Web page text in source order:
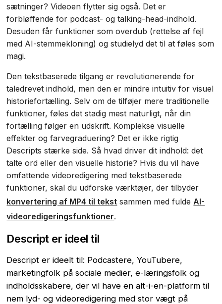
sætninger? Videoen flytter sig også. Det er
forbløffende for podcast- og talking-head-indhold.
Desuden får funktioner som overdub (rettelse af fejl
med AI-stemmekloning) og studielyd det til at føles som
magi.
Den tekstbaserede tilgang er revolutionerende for
taledrevet indhold, men den er mindre intuitiv for visuel
historiefortælling. Selv om de tilføjer mere traditionelle
funktioner, føles det stadig mest naturligt, når din
fortælling følger en udskrift. Komplekse visuelle
effekter og farvegraduering? Det er ikke rigtig
Descripts stærke side. Så hvad driver dit indhold: det
talte ord eller den visuelle historie? Hvis du vil have
omfattende videoredigering med tekstbaserede
funktioner, skal du udforske værktøjer, der tilbyder
konvertering af MP4 til tekst sammen med fulde AI-
videoredigeringsfunktioner.
Descript er ideel til
Descript er ideelt til: Podcastere, YouTubere,
marketingfolk på sociale medier, e-læringsfolk og
indholdsskabere, der vil have en alt-i-en-platform til
nem lyd- og videoredigering med stor vægt på